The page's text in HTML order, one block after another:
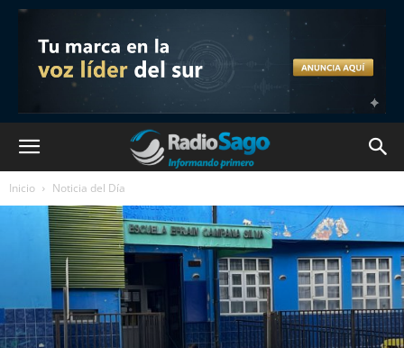
Inicio Noticia del Día